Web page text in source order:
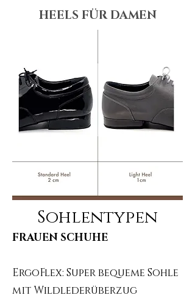
HEELS FÜR DAMEN
Sohlentypen
FRAUEN SCHUHE
ErgoFlex: Super bequeme Sohle
mit Wildlederüberzug